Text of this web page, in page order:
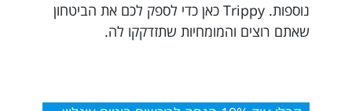
נוספות. Trippy כאן כדי לספק לכם את הביטחון
שאתם רוצים והמומחיות שתזדקקו לה.